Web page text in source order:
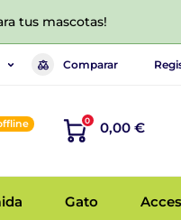
tus mascotas!
Comparar
0 0,00 €
Gato